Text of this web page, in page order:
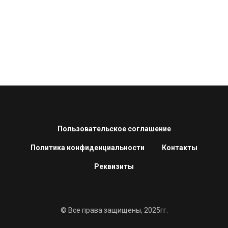
Пользовательское соглашение
Политика конфиденциальности Контакты
Реквизиты
© Все права защищены, 2025гг.